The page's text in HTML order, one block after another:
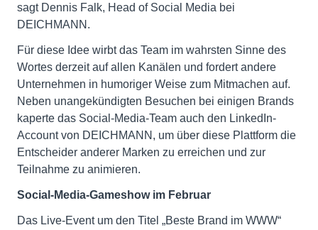
sagt Dennis Falk, Head of Social Media bei
DEICHMANN.
Für diese Idee wirbt das Team im wahrsten Sinne des
Wortes derzeit auf allen Kanälen und fordert andere
Unternehmen in humoriger Weise zum Mitmachen auf.
Neben unangekündigten Besuchen bei einigen Brands
kaperte das Social-Media-Team auch den LinkedIn-
Account von DEICHMANN, um über diese Plattform die
Entscheider anderer Marken zu erreichen und zur
Teilnahme zu animieren.
Social-Media-Gameshow im Februar
Das Live-Event um den Titel „Beste Brand im WWW“